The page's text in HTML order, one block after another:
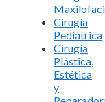
Cirugía
Pediátrica
Cirugía
Plástica,
Estética
y